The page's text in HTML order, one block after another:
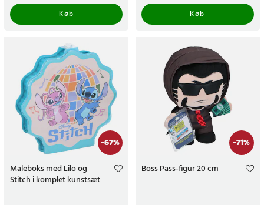
Køb
Køb
-67%
Maleboks med Lilo og
Stitch i komplet kunstsæt
-71%
Boss Pass-figur 20 cm